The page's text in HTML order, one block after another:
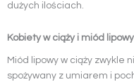
dużych ilościach.
Kobiety w ciąży i miód
Miód lipowy w ciąży zwykle
spożywany z umiarem i